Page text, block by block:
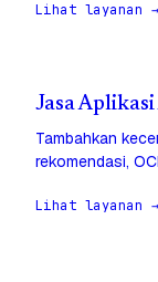
Lihat layanan →
Jasa
Tambahkan
rekomendasi,
Lihat layanan →